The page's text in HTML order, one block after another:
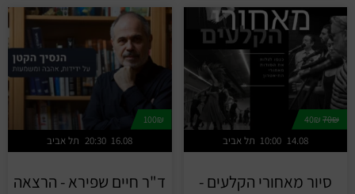
70₪
תל אביב 10:00 14.08
סיור מאחורי הקלעים -
100₪
תל אביב 20:30 16.08
ד"ר חיים שפירא - הרצאה